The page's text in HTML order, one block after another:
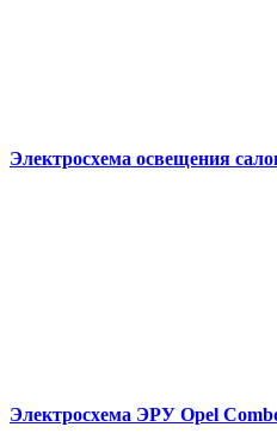
Электросхема освещения
Электросхема ЭРУ Opel